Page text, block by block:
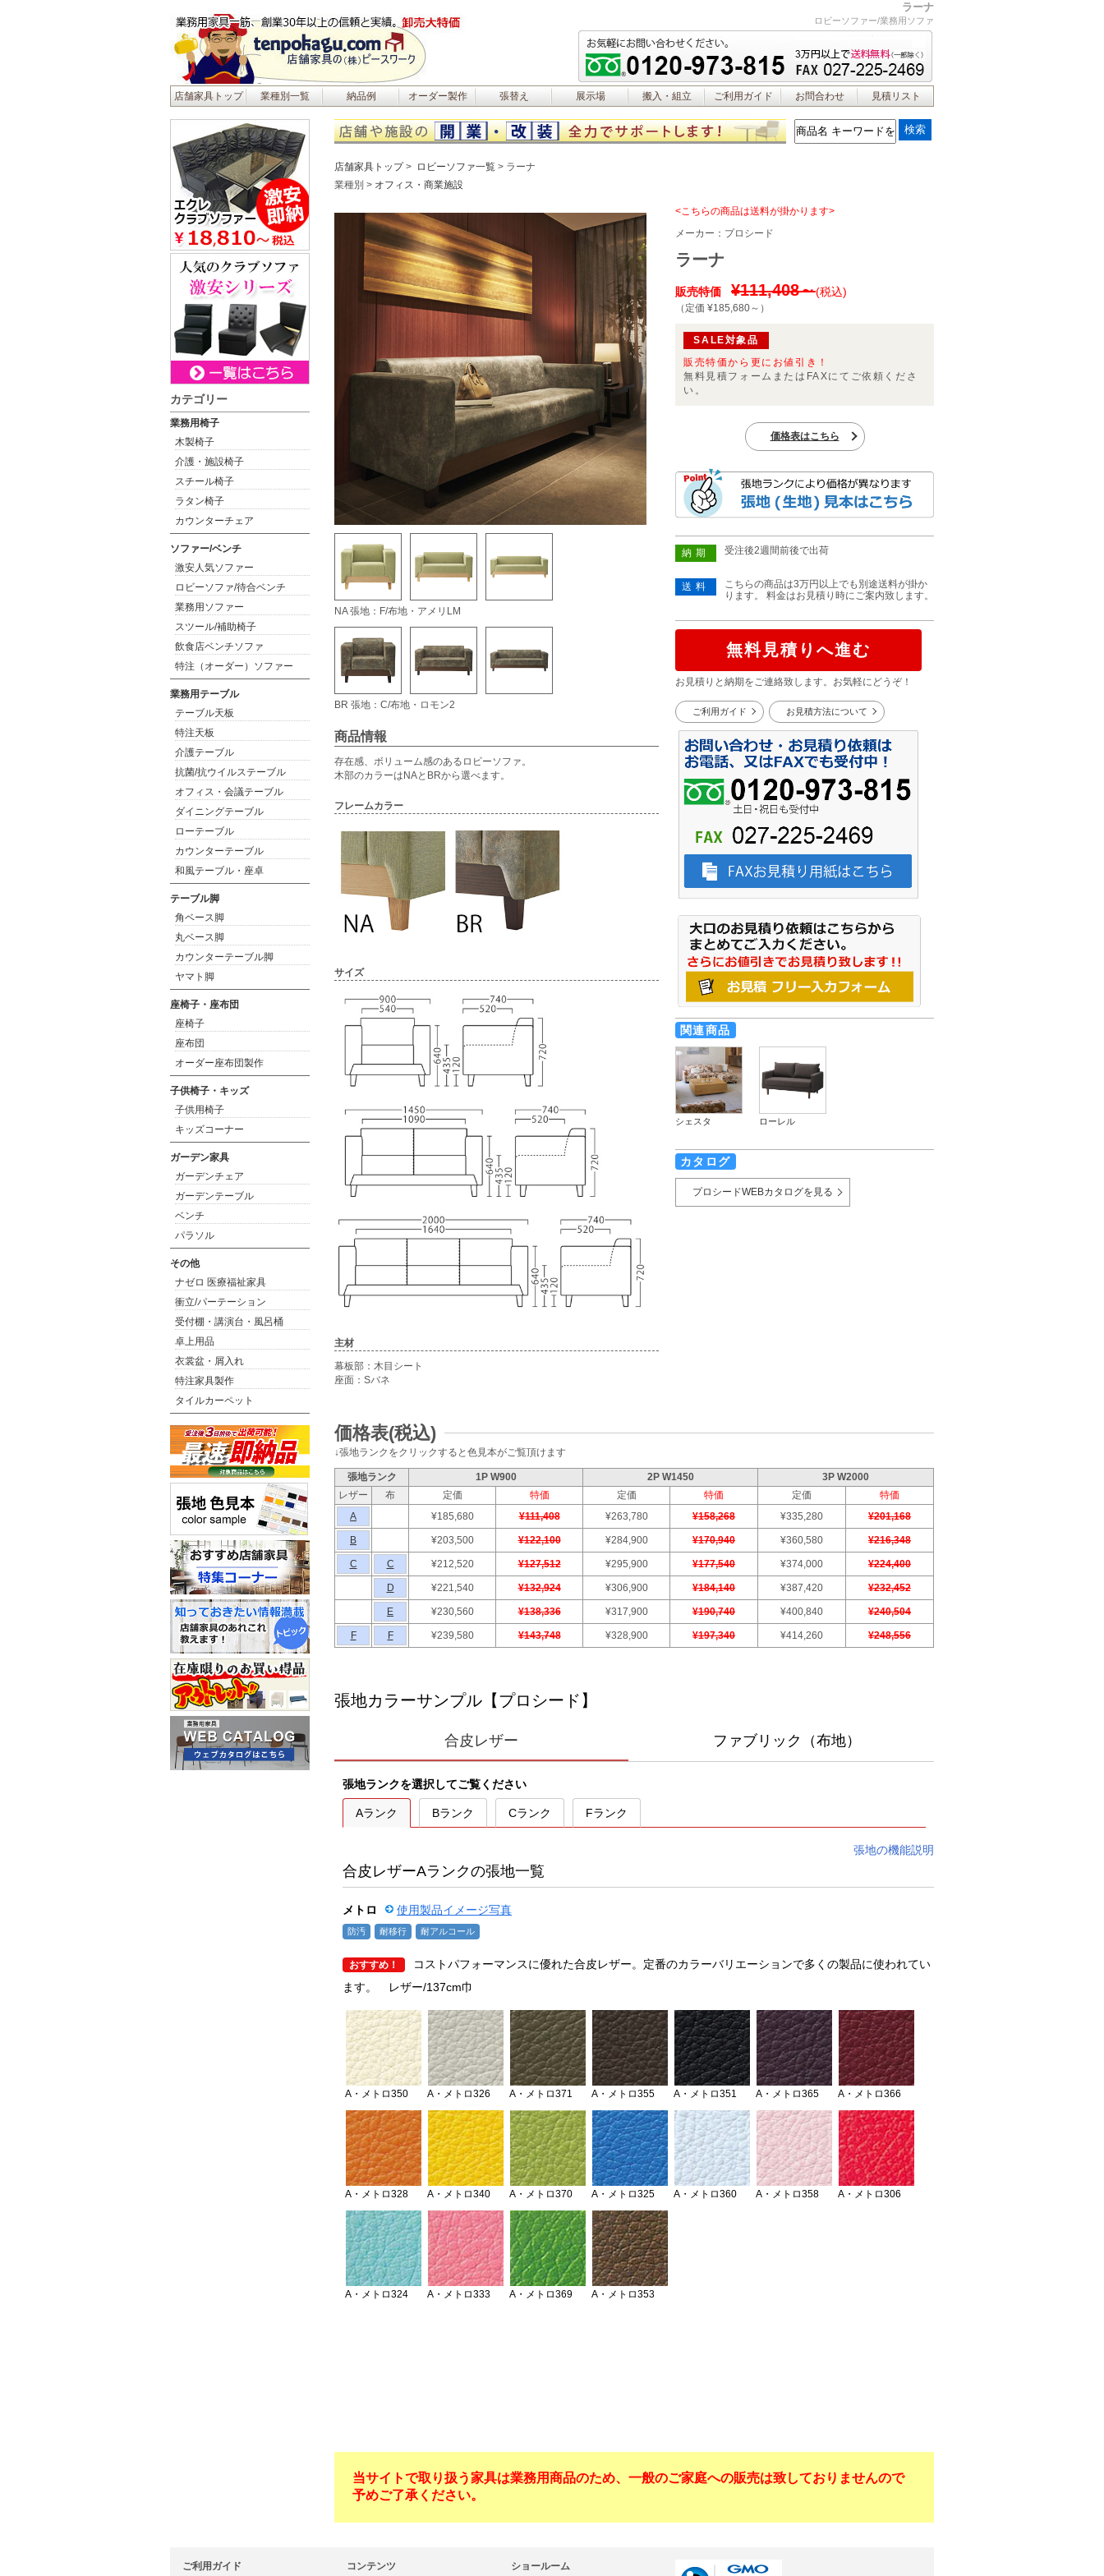
ラーナ
ロビーソファー/業務用ソファ
店舗家具トップ 業種別一覧 納品例 オーダー製作 張替え 展示場 搬入・組立 ご利用ガイド お問合わせ 見積リスト
店舗家具トップ ロビーソファ一覧
ラーナ
業種別
オフィス・商業施設
NA 張地：F/布地・アメリLM
BR 張地：C/布地・ロモン2
商品情報
存在感、ボリューム感のあるロビーソファ。
木部のカラーはNAとBRから選べます。
フレームカラー
サイズ
主材
幕板部：木目シート
座面：Sバネ
<こちらの商品は送料が掛かります>
メーカー： プロシード
ラーナ
販売特価 ¥111,408～(税込)
（定価 ¥185,680～ ）
SALE対象品
販売特価から更にお値引き！
無料見積フォームまたはFAXにてご依頼くださ
い。
価格表はこちら
納期 受注後2週間前後で出荷
送料
こちらの商品は3万円以上でも別途送料が掛か
ります。 料金はお見積り時にご案内致します。
無料見積りへ進む
お見積りと納期をご連絡致します。お気軽にどうぞ！
ご利用ガイド お見積方法について
関連商品
シェスタ ローレル
カタログ
プロシードWEBカタログを見る
価格表(税込)
↓張地ランクをクリックすると色見本がご覧頂けます
張地ランク 1P W900 2P W1450
3P W2000
レザー
布 定価 特価 定価 特価 定価
特価
A
¥185,680 ¥111,408 ¥263,780 ¥158,268 ¥335,280 ¥201,168
B ¥203,500 ¥122,100 ¥284,900 ¥170,940 ¥360,580 ¥216,348
C C ¥212,520 ¥127,512 ¥295,900 ¥177,540 ¥374,000 ¥224,400
D ¥221,540 ¥132,924 ¥306,900 ¥184,140 ¥387,420 ¥232,452
E ¥230,560 ¥138,336 ¥317,900 ¥190,740 ¥400,840 ¥240,504
F F ¥239,580 ¥143,748 ¥328,900 ¥197,340 ¥414,260 ¥248,556
当サイトで取り扱う家具は業務用商品のため、一般のご家庭への販売は致しておりませんので
予めご了承ください。
カテゴリー
業務用椅子
木製椅子
介護・施設椅子
スチール椅子
ラタン椅子
カウンターチェア
ソファー/ベンチ
激安人気ソファー
ロビーソファ/待合ベンチ
業務用ソファー
スツール/補助椅子
飲食店ベンチソファ
特注（オーダー）ソファー
業務用テーブル
テーブル天板
特注天板
介護テーブル
抗菌/抗ウイルステーブル
オフィス・会議テーブル
ダイニングテーブル
ローテーブル
カウンターテーブル
和風テーブル・座卓
テーブル脚
角ベース脚
丸ベース脚
カウンターテーブル脚
ヤマト脚
座椅子・座布団
座椅子
座布団
オーダー座布団製作
子供椅子・キッズ
子供用椅子
キッズコーナー
ガーデン家具
ガーデンチェア
ガーデンテーブル
ベンチ
パラソル
その他
ナゼロ 医療福祉家具
衝立/パーテーション
受付棚・講演台・風呂桶
卓上用品
衣裳盆・屑入れ
特注家具製作
タイルカーペット
ご利用ガイド コンテンツ ショールーム